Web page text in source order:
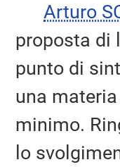
Arturo
proposta di
punto di
una
minimo.
lo